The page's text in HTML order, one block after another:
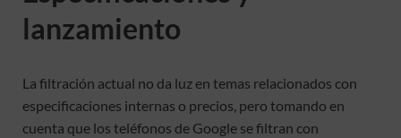
lanzamiento
La filtración actual no da luz en temas relacionados con
especificaciones internas o precios, pero tomando en
cuenta que los teléfonos de Google se filtran con